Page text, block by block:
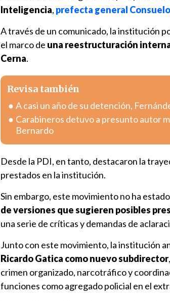
Inteligencia, prefecta general
A través de un comunicado, la institución
el marco de una reestructuración
Cerna.
Revisa también
A casi un año de su detención,
Carabineros detuvo a presunto autor
Bernardo
Desde la PDI, en tanto, destacaron la
prestados en la institución.
Sin embargo, este movimiento no ha
de versiones que sugieren posibles
una serie de críticas y demandas de
Junto con este movimiento, la institución
Ricardo Gatica como nuevo subdirector
crimen organizado, narcotráfico y
funciones como agregado policial en el